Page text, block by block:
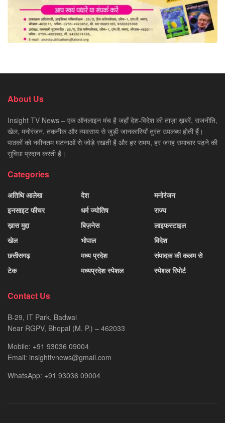
About Us
Insight TV News – एक ऑनलाइन मंच है जहाँ देश-विदेश की ताज़ा ख़बरें, राजनीति,
खेल, मनोरंजन, तकनीक और व्यवसाय से जुड़ी जानकारियाँ तुरंत उपलब्ध होती हैं।
पाठकों को नवीनतम घटनाओं से जोड़े रखती है और हर समय, हर जगह समाचार पढ़ने की
सुविधा प्रदान करती है।
Categories
अतिथि आलेख
इनसाइट फीचर
ख़ास मुद्दा
खेल
छत्तीसगढ़
टेक
देश
धर्म ज्योतिष
बिज़नेस
भोपाल
मध्य प्रदेश
मध्यप्रदेश स्पेशल
मनोरंजन
राज्य
लाइफस्टाइल
विदेश
संपादक की कलम से
स्पेशल रिपोर्ट
Contact Us
B-29, IT Park, Badwai
Near RGPV, Bhopal (M. P.) – 462033
Mobile: +91 93036 09004
Email: insighttvnews@gmail.com
WhatsApp: +91 93036 09004